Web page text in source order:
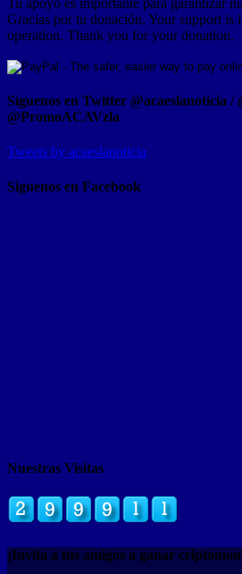
Gracias por tu donación. Your support is
operation. Thank you for your donation.
Síguenos en Twitter @acaeslanoticia /
@PromoACAVzla
Tweets by acaeslanoticia
Siguenos en Facebook
Nuestras Visitas
¡Invita a tus amigos a ganar